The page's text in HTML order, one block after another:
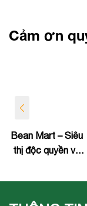
Cảm ơn
Bean Mart – Siêu
thị độc quyền về
phẩm rau Nhật